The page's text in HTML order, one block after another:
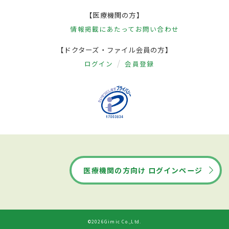
【医療機関の方】
情報掲載にあたって お問い合わせ
【ドクターズ・ファイル会員の方】
ログイン 会員登録
医療機関の方向け ログインページ
©2026Gimic Co.,Ltd.